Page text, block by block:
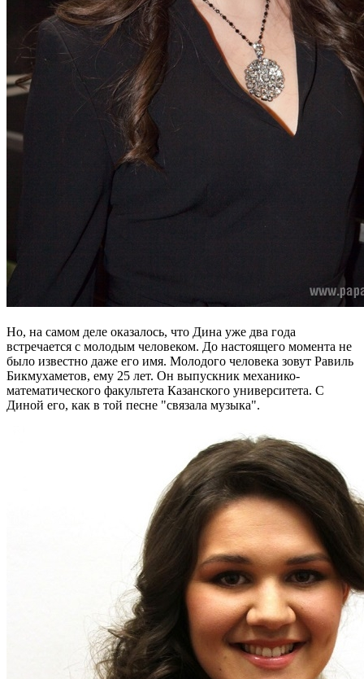
Но, на самом деле оказалось, что Дина уже два года
встречается с молодым человеком. До настоящего момента не
было известно даже его имя. Молодого человека зовут Равиль
Бикмухаметов, ему 25 лет. Он выпускник механико-
математического факультета Казанского университета. С
Диной его, как в той песне "связала музыка".